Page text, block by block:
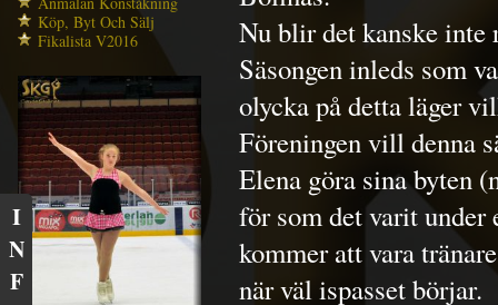
Köp, Byt Och Sälj
Fikalista V2016
Nu blir det kanske
Säsongen inleds som
olycka på detta läger
Föreningen vill denna
Elena göra sina byten
för som det varit under
kommer att vara
när väl ispasset börjar.
I
N
F